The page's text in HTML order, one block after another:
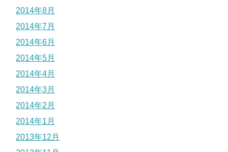
2014年8月
2014年7月
2014年6月
2014年5月
2014年4月
2014年3月
2014年2月
2014年1月
2013年12月